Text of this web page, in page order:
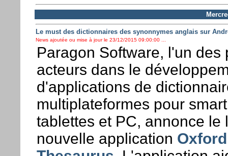
Le must des dictionnaires des synonnymes anglais sur
News ajoutée ou mise à jour le 23/12/2015 09:00:00 ...
Paragon Software, l'un des
acteurs dans le
d'applications de
multiplateformes pour
tablettes et PC, annonce le
nouvelle application